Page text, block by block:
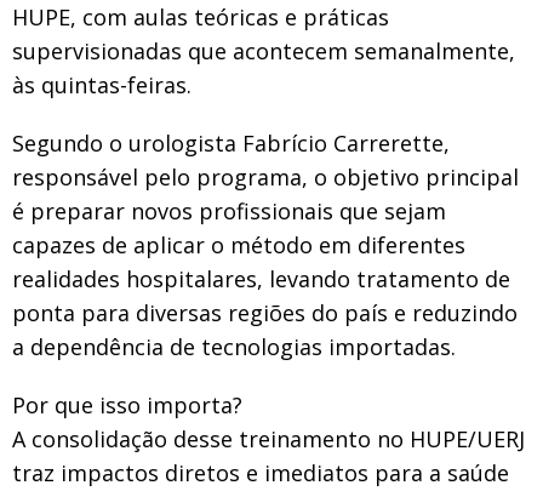
HUPE, com aulas teóricas e práticas
supervisionadas que acontecem semanalmente,
às quintas-feiras.
Segundo o urologista Fabrício Carrerette,
responsável pelo programa, o objetivo principal
é preparar novos profissionais que sejam
capazes de aplicar o método em diferentes
realidades hospitalares, levando tratamento de
ponta para diversas regiões do país e reduzindo
a dependência de tecnologias importadas.
Por que isso importa?
A consolidação desse treinamento no HUPE/UERJ
traz impactos diretos e imediatos para a saúde